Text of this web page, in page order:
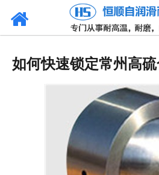
如何快速锁定常州高